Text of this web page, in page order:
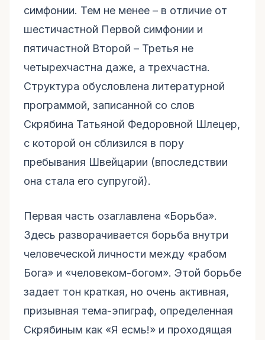
симфонии. Тем не менее – в отличие от
шестичастной Первой симфонии и
пятичастной Второй – Третья не
четырехчастна даже, а трехчастна.
Структура обусловлена литературной
программой, записанной со слов
Скрябина Татьяной Федоровной Шлецер,
с которой он сблизился в пору
пребывания Швейцарии (впоследствии
она стала его супругой).
Первая часть озаглавлена «Борьба».
Здесь разворачивается борьба внутри
человеческой личности между «рабом
Бога» и «человеком-богом». Этой борьбе
задает тон краткая, но очень активная,
призывная тема-эпиграф, определенная
Скрябиным как «Я есмь!» и проходящая